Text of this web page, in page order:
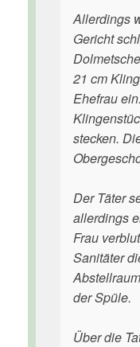
Allerdings
Gericht
21 cm
Ehefrau
stecken.
Der Täter
allerdings
Frau
Sanitäter
der Spüle.
Über die